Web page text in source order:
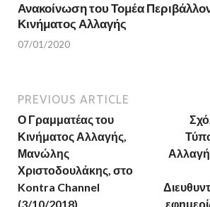
Ανακοίνωση του Τομέα
Κινήματος Αλλαγής
07/01/2020
PREVIOUS ARTICLE
Ο Γραμματέας του
Κινήματος Αλλαγής,
Μανώλης
Χριστοδουλάκης, στο
Kontra Channel
(3/10/2018)